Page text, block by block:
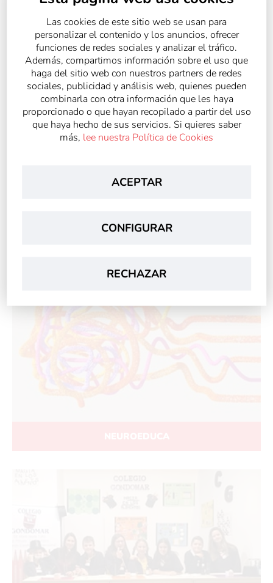
EDUCACIÓN RESPONSABLE
Las cookies de este sitio web se usan para
personalizar el contenido y los anuncios, ofrecer
funciones de redes sociales y analizar el tráfico.
Además, compartimos información sobre el uso que
haga del sitio web con nuestros partners de redes
sociales, publicidad y análisis web, quienes pueden
combinarla con otra información que les haya
proporcionado o que hayan recopilado a partir del uso
que haya hecho de sus servicios. Si quieres saber
más, lee nuestra Política de Cookies
ACEPTAR
CONFIGURAR
RECHAZAR